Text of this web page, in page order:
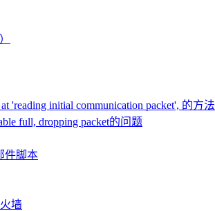
'reading initial communication packet', 的方法
full, dropping packet的问题
件脚本
墙